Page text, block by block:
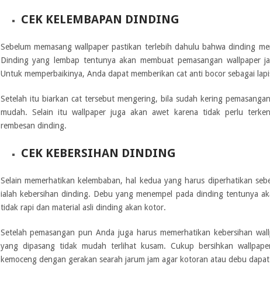
CEK KELEMBAPAN DINDING
Sebelum memasang wallpaper pastikan terlebih dahulu bahwa dinding
Dinding yang lembap tentunya akan membuat pemasangan wallpaper
Untuk memperbaikinya, Anda dapat memberikan cat anti bocor sebagai
Setelah itu biarkan cat tersebut mengering, bila sudah kering
mudah. Selain itu wallpaper juga akan awet karena tidak perlu
rembesan dinding.
CEK KEBERSIHAN DINDING
Selain memerhatikan kelembaban, hal kedua yang harus diperhatikan
ialah kebersihan dinding. Debu yang menempel pada dinding tentunya
tidak rapi dan material asli dinding akan kotor.
Setelah pemasangan pun Anda juga harus memerhatikan kebersihan
yang dipasang tidak mudah terlihat kusam. Cukup bersihkan
kemoceng dengan gerakan searah jarum jam agar kotoran atau debu